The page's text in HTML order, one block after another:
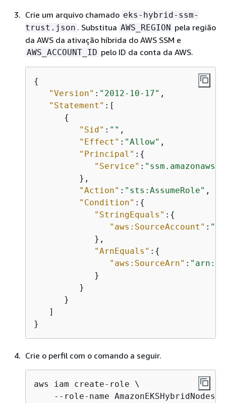
Crie um arquivo chamado eks-hybrid-ssm-
trust.json . Substitua AWS_REGION pela região
da AWS da ativação híbrida do AWS SSM e
AWS_ACCOUNT_ID pelo ID da conta da AWS.
{
"Version" : "2012-10-17" ,
"Statement" :[
{
"Sid" : "" ,
"Effect" : "Allow" ,
"Principal" : {
"Service" :
         },
"Action" : "sts:AssumeRole" ,
"Condition" : {
"StringEquals" : {
"aws:SourceAccount" :
            },
"ArnEquals" : {
"aws:SourceArn" :
            }
         }
      }
   ]
}
Crie o perfil com o comando a seguir.
aws iam create-role \
--role-name